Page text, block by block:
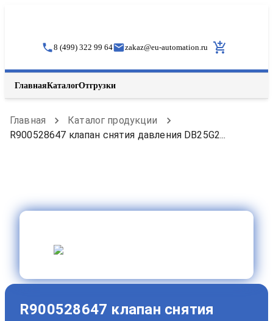
8 (499) 322 99 64 zakaz@eu-automation.ru
ГлавнаяКаталогОтгрузки
Главная
Каталог продукции
R900528647 клапан снятия давления DB25G2...
R900528647 клапан снятия